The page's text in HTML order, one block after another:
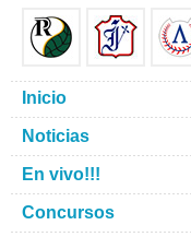
Inicio
Noticias
En vivo!!!
Concursos